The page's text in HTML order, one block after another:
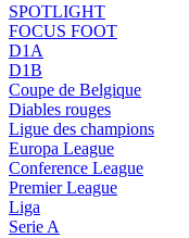
SPOTLIGHT
FOCUS FOOT
D1A
D1B
Coupe de Belgique
Diables rouges
Ligue des champions
Europa League
Conference League
Premier League
Liga
Serie A